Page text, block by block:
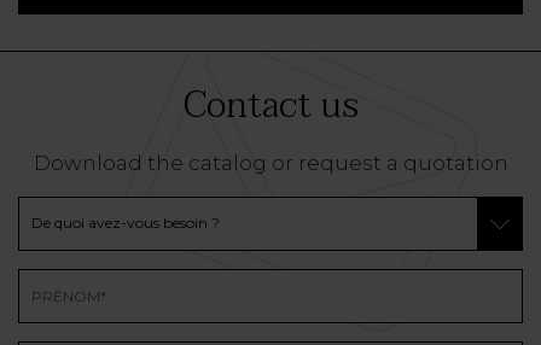
Contact us
Download the catalog or request a quotation